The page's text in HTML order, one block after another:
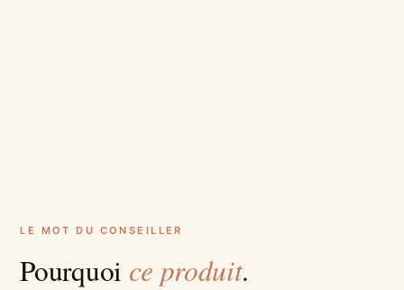
LE MOT DU CONSEILLER
Pourquoi ce produit.